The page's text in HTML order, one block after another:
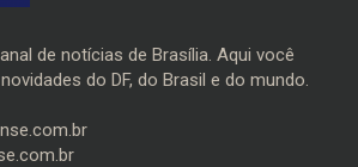
de notícias de Brasília. Aqui você
do DF, do Brasil e do mundo.